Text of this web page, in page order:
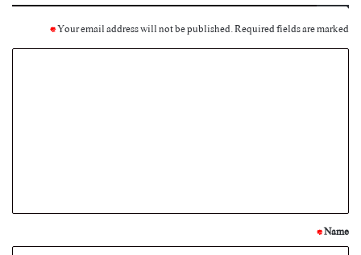
Your email address will not be published.Required fields are marked
*
*
Name
*